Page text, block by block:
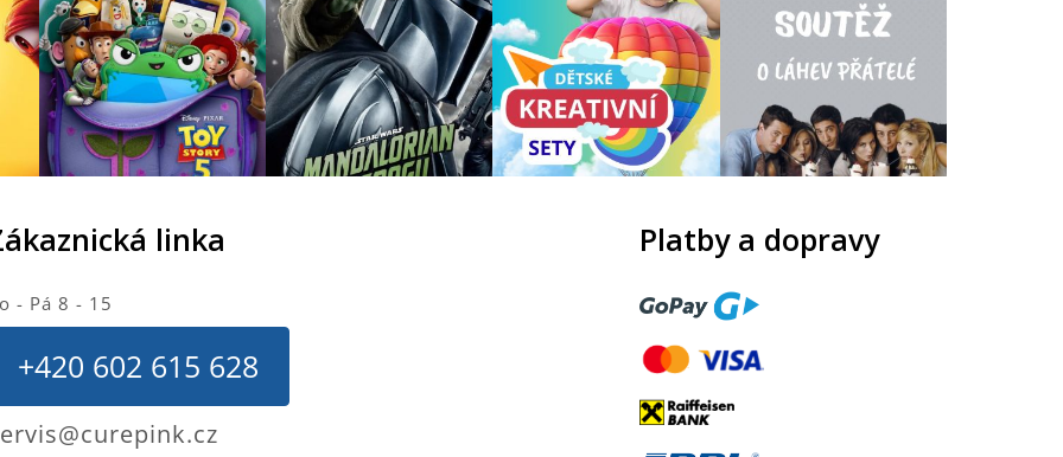
linka
- Pá 8 - 15
+420 602 615 628
Platby a dopravy